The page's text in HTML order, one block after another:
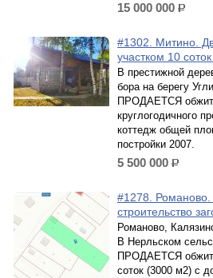
15 000 000 р.
#1302. Митино.
участком 10
В престижной
бора на берегу
ПРОДАЕТСЯ
круглогодичного
коттедж общей
постройки 2007.
5 500 000 р.
#1278. Романово.
строительство
Романово,
В Нерльском
ПРОДАЕТСЯ
соток (3000 м2) с